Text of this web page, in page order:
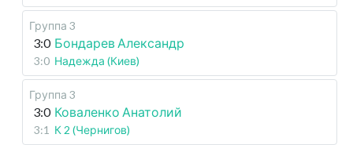
Группа 3
3:0 Бондарев Александр
3:0 Надежда (Киев)
Группа 3
3:0 Коваленко Анатолий
3:1 К 2 (Чернигов)